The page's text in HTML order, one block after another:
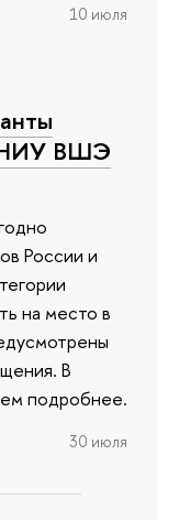
10 июля
НИУ ВШЭ
России и
на место в
В
подробнее.
30 июля